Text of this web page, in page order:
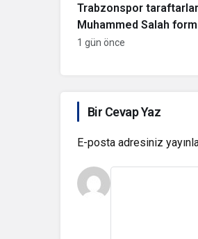
Trabzonspor
Muhammed Salah
akın ediyor
1 gün önce
Bir Cevap Yaz
E-posta adresiniz